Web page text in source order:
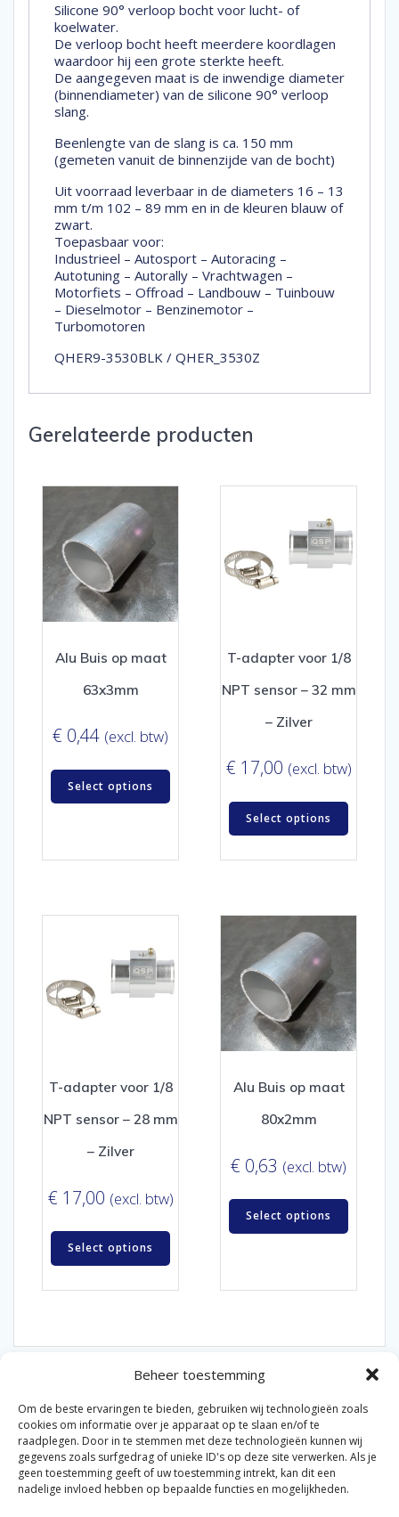
Beheer toestemming
Om de beste ervaringen te bieden, gebruiken wij technologieën zoals
cookies om informatie over je apparaat op te slaan en/of te
raadplegen. Door in te stemmen met deze technologieën kunnen wij
gegevens zoals surfgedrag of unieke ID's op deze site verwerken. Als je
geen toestemming geeft of uw toestemming intrekt, kan dit een
nadelige invloed hebben op bepaalde functies en mogelijkheden.
Silicone 90° verloop bocht voor lucht- of
koelwater.
De verloop bocht heeft meerdere koordlagen
waardoor hij een grote sterkte heeft.
De aangegeven maat is de inwendige diameter
(binnendiameter) van de silicone 90° verloop
slang.
Beenlengte van de slang is ca. 150 mm
(gemeten vanuit de binnenzijde van de bocht)
Uit voorraad leverbaar in de diameters 16 – 13
mm t/m 102 – 89 mm en in de kleuren blauw of
zwart.
Toepasbaar voor:
Industrieel – Autosport – Autoracing –
Autotuning – Autorally – Vrachtwagen –
Motorfiets – Offroad – Landbouw – Tuinbouw
– Dieselmotor – Benzinemotor –
Turbomotoren
QHER9-3530BLK / QHER_3530Z
Gerelateerde producten
Alu Buis op maat
63x3mm
€ 0,44 (excl. btw)
Select options
T-adapter voor 1/8
NPT sensor – 32 mm
– Zilver
€ 17,00 (excl. btw)
Select options
T-adapter voor 1/8
NPT sensor – 28 mm
– Zilver
€ 17,00 (excl. btw)
Select options
Alu Buis op maat
80x2mm
€ 0,63 (excl. btw)
Select options
© 2026 Van der Bel Las en Radiateurenbedrijf.